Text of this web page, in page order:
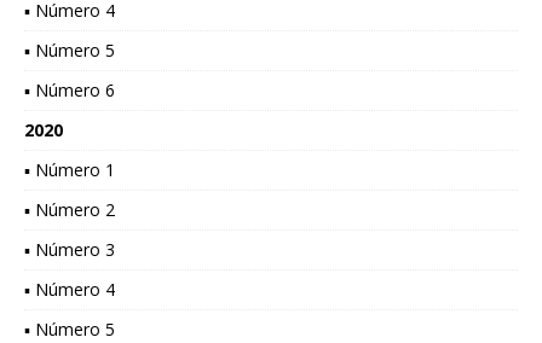
▪ Número 4
▪ Número 5
▪ Número 6
2020
▪ Número 1
▪ Número 2
▪ Número 3
▪ Número 4
▪ Número 5